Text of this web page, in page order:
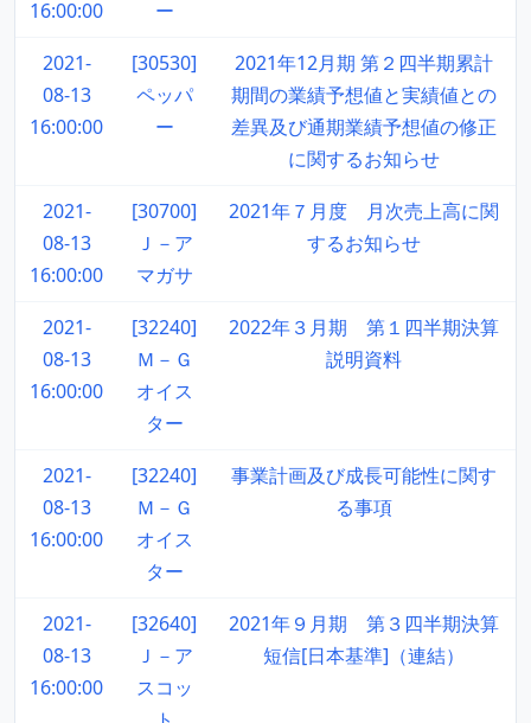
16:00:00
ー
2021-
08-13
16:00:00
[30530]
ペッパ
ー
2021年12月期 第２四半期累計
期間の業績予想値と実績値との
差異及び通期業績予想値の修正
に関するお知らせ
2021-
08-13
16:00:00
[30700]
Ｊ－ア
マガサ
2021年７月度 月次売上高に関
するお知らせ
2021-
08-13
16:00:00
[32240]
Ｍ－Ｇ
オイス
ター
2022年３月期 第１四半期決算
説明資料
2021-
08-13
16:00:00
[32240]
Ｍ－Ｇ
オイス
ター
事業計画及び成長可能性に関す
る事項
2021-
08-13
16:00:00
[32640]
Ｊ－ア
スコッ
2021年９月期 第３四半期決算
短信[日本基準]（連結）